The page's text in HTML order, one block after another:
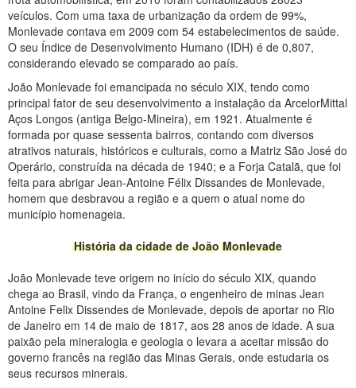
veículos. Com uma taxa de urbanização da ordem de 99%,
Monlevade contava em 2009 com 54 estabelecimentos de saúde.
O seu Índice de Desenvolvimento Humano (IDH) é de 0,807,
considerando elevado se comparado ao país.
João Monlevade foi emancipada no século XIX, tendo como
principal fator de seu desenvolvimento a instalação da ArcelorMittal
Aços Longos (antiga Belgo-Mineira), em 1921. Atualmente é
formada por quase sessenta bairros, contando com diversos
atrativos naturais, históricos e culturais, como a Matriz São José do
Operário, construída na década de 1940; e a Forja Catalã, que foi
feita para abrigar Jean-Antoine Félix Dissandes de Monlevade,
homem que desbravou a região e a quem o atual nome do
município homenageia.
História da cidade de João Monlevade
João Monlevade teve origem no início do século XIX, quando
chega ao Brasil, vindo da França, o engenheiro de minas Jean
Antoine Felix Dissendes de Monlevade, depois de aportar no Rio
de Janeiro em 14 de maio de 1817, aos 28 anos de idade. A sua
paixão pela mineralogia e geologia o levara a aceitar missão do
governo francês na região das Minas Gerais, onde estudaria os
seus recursos minerais.